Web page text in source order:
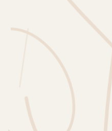
Düngeberater
Challenges
Wusstest du?
Sammlungen
Selber machen